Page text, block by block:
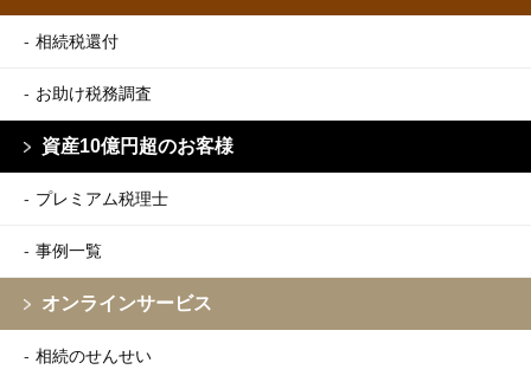
相続税還付
お助け税務調査
資産10億円超のお客様
プレミアム税理士
事例一覧
オンラインサービス
相続のせんせい